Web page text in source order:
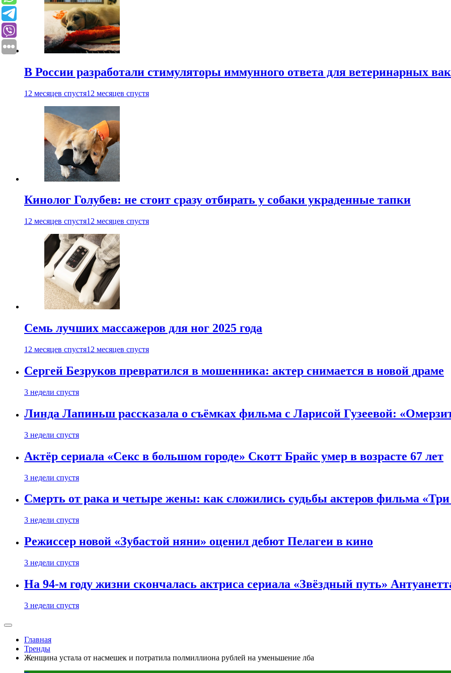
В России разработали стимуляторы иммунного ответа для ветеринарных
12 месяцев спустя12 месяцев спустя
Кинолог Голубев: не стоит сразу отбирать у собаки украденные тапки
12 месяцев спустя12 месяцев спустя
Семь лучших массажеров для ног 2025 года
12 месяцев спустя12 месяцев спустя
Сергей Безруков превратился в мошенника: актер снимается в новой драме
3 недели спустя
Линда Лапиньш рассказала о съёмках фильма с Ларисой Гузеевой:
3 недели спустя
Актёр сериала «Секс в большом городе» Скотт Брайс умер в возрасте 67 лет
3 недели спустя
Смерть от рака и четыре жены: как сложились судьбы актеров фильма
3 недели спустя
Режиссер новой «Зубастой няни» оценил дебют Пелагеи в кино
3 недели спустя
На 94-м году жизни скончалась актриса сериала «Звёздный путь»
3 недели спустя
Главная
Тренды
Женщина устала от насмешек и потратила полмиллиона рублей на уменьшение лба